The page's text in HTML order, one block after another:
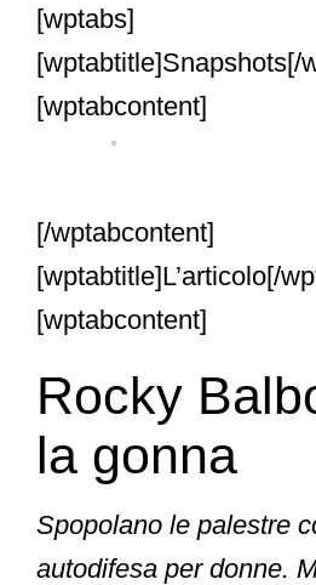
[wptabs]
[wptabtitle]Snapshots[/
[wptabcontent]
[/wptabcontent]
[wptabtitle]L’articolo[/
[wptabcontent]
Rocky
la gonna
Spopolano le palestre
autodifesa per donne.